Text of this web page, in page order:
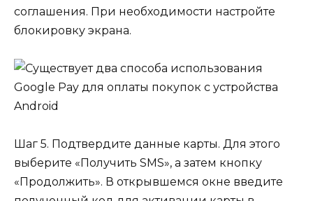
соглашения. При необходимости настройте
блокировку экрана.
Шаг 5. Подтвердите данные карты. Для этого
выберите «Получить SMS», а затем кнопку
«Продолжить». В открывшемся окне введите